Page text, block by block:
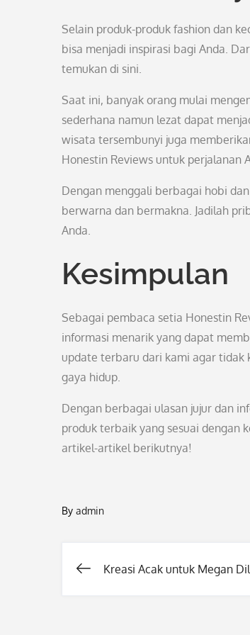
Selain produk-produk fashion dan
bisa menjadi inspirasi bagi Anda.
temukan di sini.
Saat ini, banyak orang mulai
sederhana namun lezat dapat
wisata tersembunyi juga
Honestin Reviews untuk perjalanan
Dengan menggali berbagai hobi
berwarna dan bermakna. Jadilah
Anda.
Kesimpulan
Sebagai pembaca setia Honestin
informasi menarik yang dapat
update terbaru dari kami agar tidak
gaya hidup.
Dengan berbagai ulasan jujur dan
produk terbaik yang sesuai dengan
artikel-artikel berikutnya!
By admin
PostKreasi Acak untuk Megan